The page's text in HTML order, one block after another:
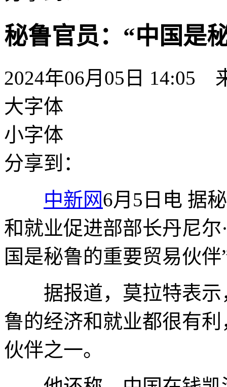
秘鲁官员：“中国是
2024年06月05日 14:05
大字体
小字体
分享到：
中新网6月5日电 据
和就业促进部部长丹尼
国是秘鲁的重要贸易伙伴
据报道，莫拉特表示
鲁的经济和就业都很有
伙伴之一。